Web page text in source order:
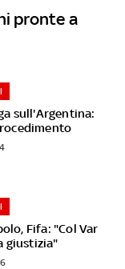
pronte a
sull'Argentina:
Fifa: "Col Var
giustizia"